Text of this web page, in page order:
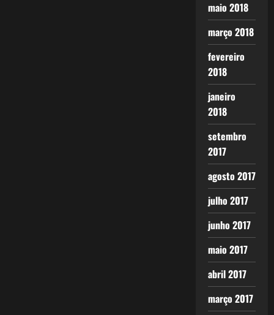
maio 2018
março 2018
fevereiro
2018
janeiro
2018
setembro
2017
agosto 2017
julho 2017
junho 2017
maio 2017
abril 2017
março 2017